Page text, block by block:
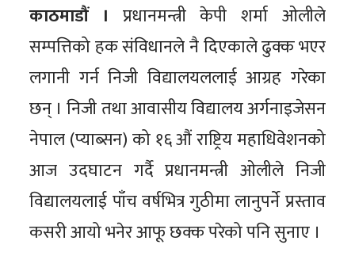
काठमाडौं । प्रधानमन्त्री केपी शर्मा ओलीले
सम्पत्तिको हक संविधानले नै दिएकाले ढुक्क भएर
लगानी गर्न निजी विद्यालयललाई आग्रह गरेका
छन् । निजी तथा आवासीय विद्यालय अर्गनाइजेसन
नेपाल (प्याब्सन) को १६ औं राष्ट्रिय महाधिवेशनको
आज उदघाटन गर्दै प्रधानमन्त्री ओलीले निजी
विद्यालयलाई पाँच वर्षभित्र गुठीमा लानुपर्ने प्रस्ताव
कसरी आयो भनेर आफू छक्क परेको पनि सुनाए ।